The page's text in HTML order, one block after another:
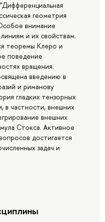
геометрия
внимание
и их свойствам.
теоремы Клеро и
поведение
вращения.
введению в
и риманову
гладких тензорных
в частности, внешних
внешних
Стокса. Активное
достигается
задач и